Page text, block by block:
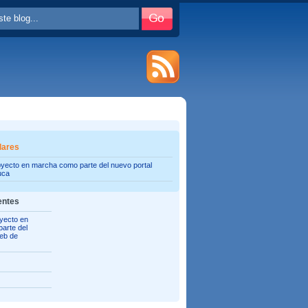
en marcha como parte del nuevo portal
en
del
de